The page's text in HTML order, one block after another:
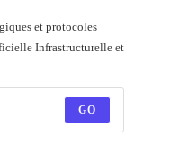
et protocoles
Infrastructurelle et
GO